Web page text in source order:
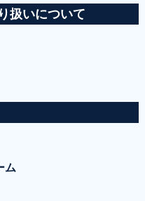
扱いについて
ム